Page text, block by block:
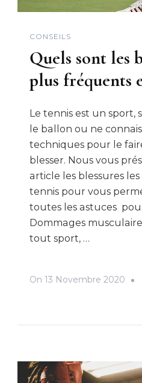
CONSEILS
Quels sont les
plus fréquents
Le tennis est un sport,
le ballon ou ne
techniques pour le
blesser. Nous vous
article les blessures
tennis pour vous
toutes les astuces
Dommages
tout sport, …
On 13 Novembre 2020